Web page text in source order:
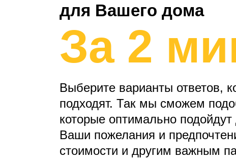
для Вашего дома
За 2
Выберите варианты ответов,
подходят. Так мы сможем
которые оптимально
Ваши пожелания и
стоимости и другим важным